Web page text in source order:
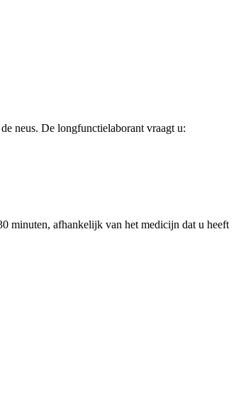
neus. De longfunctielaborant vraagt u:
minuten, afhankelijk van het medicijn dat u heeft